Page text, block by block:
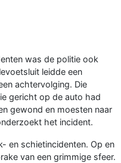
was de politie ook
leidde een
achtervolging. Die
gericht op de auto had
gewond en moesten naar
het incident.
en schietincidenten. Op en
van een grimmige sfeer.